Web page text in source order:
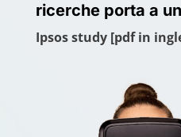
ricerche porta a
Ipsos study[pdf in